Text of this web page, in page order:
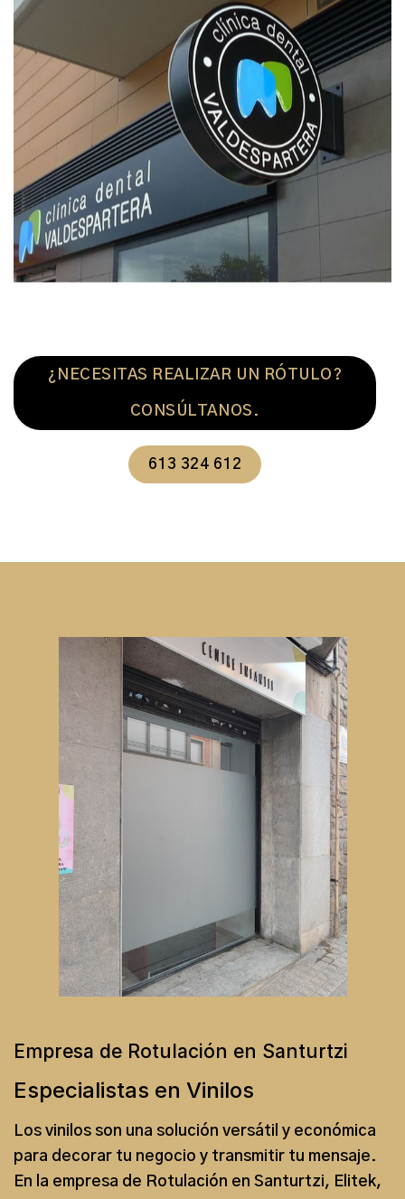
¿NECESITAS REALIZAR UN RÓTULO?
CONSÚLTANOS.
613 324 612
Empresa de Rotulación en Santurtzi
Especialistas en Vinilos
Los vinilos son una solución versátil y económica
para decorar tu negocio y transmitir tu mensaje.
En la empresa de Rotulación en Santurtzi, Elitek,